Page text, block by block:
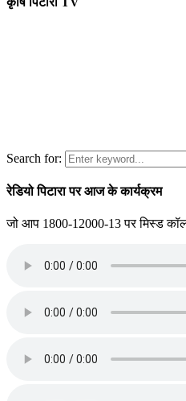
Search for:
रेडियो पिटारा पर आज के कार्यक्रम
जो आप 1800-12000-13 पर मिस्ड